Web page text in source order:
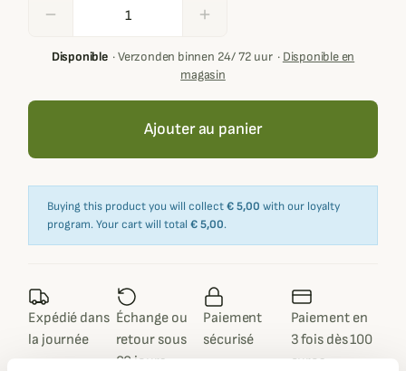
remove add
Disponible·Verzonden binnen 24/ 72 uur· Disponible en
magasin
Ajouter au panier
Buying this product you will collect€ 5,00 with our loyalty
program. Your cart will total € 5,00.
Expédié dans
la journée
Échange ou
retour sous
90 jours
Paiement
sécurisé
Paiement en
3 fois dès 100
euros